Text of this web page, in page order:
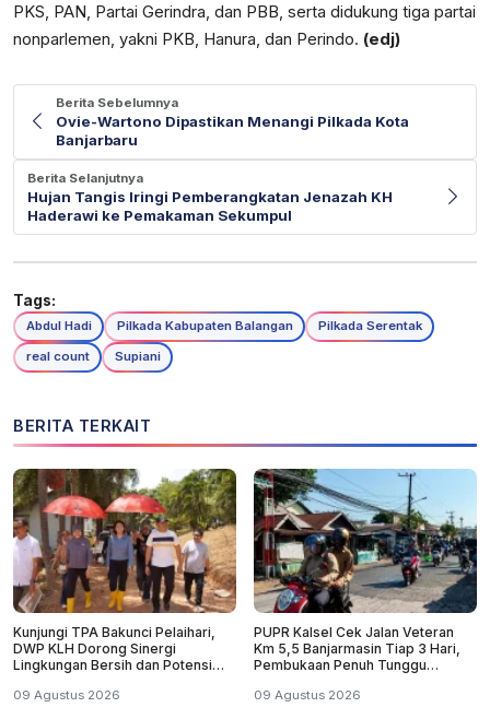
PKS, PAN, Partai Gerindra, dan PBB, serta didukung tiga partai
nonparlemen, yakni PKB, Hanura, dan Perindo. (edj)
Berita Sebelumnya
Ovie-Wartono Dipastikan Menangi Pilkada Kota
Banjarbaru
Berita Selanjutnya
Hujan Tangis Iringi Pemberangkatan Jenazah KH
Haderawi ke Pemakaman Sekumpul
Tags:
Abdul Hadi Pilkada Kabupaten Balangan
Pilkada Serentak
real count
Supiani
BERITA TERKAIT
Kunjungi TPA Bakunci Pelaihari,
DWP KLH Dorong Sinergi
Lingkungan Bersih dan Potensi
09 Agustus 2026
PUPR Kalsel Cek Jalan Veteran
Km 5,5 Banjarmasin Tiap 3 Hari,
Pembukaan Penuh Tunggu
09 Agustus 2026